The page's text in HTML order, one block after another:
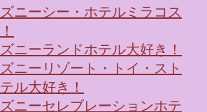
ニーシー・ホテルミラコス
ニーランドホテル大好き！
ニーリゾート・トイ・スト
ル大好き！
ニーセレブレーションホテ